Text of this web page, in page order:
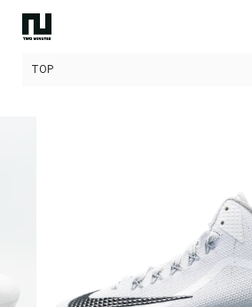
TOP